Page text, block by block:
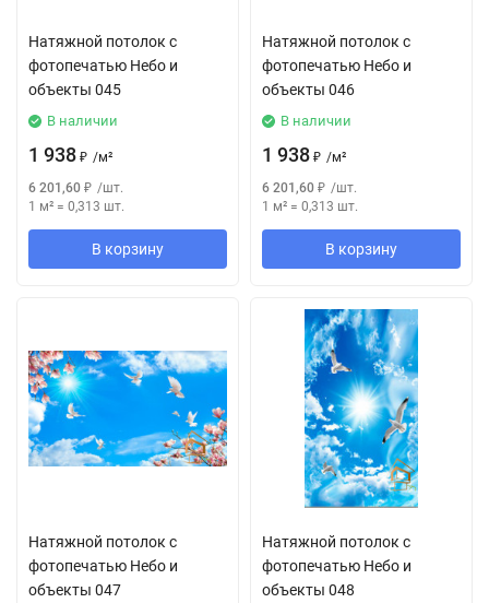
Натяжной потолок с
фотопечатью Небо и
объекты 045
В наличии
1 938 ₽ /м²
6 201,60 ₽ /шт.
1 м² = 0,313 шт.
В корзину
Натяжной потолок с
фотопечатью Небо и
объекты 046
В наличии
1 938 ₽ /м²
6 201,60 ₽ /шт.
1 м² = 0,313 шт.
В корзину
Натяжной потолок с
фотопечатью Небо и
объекты 047
Натяжной потолок с
фотопечатью Небо и
объекты 048